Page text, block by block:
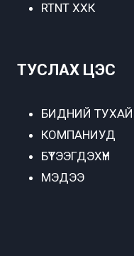
RTNT ХХК
ТУСЛАХ ЦЭС
БИДНИЙ ТУХАЙ
КОМПАНИУД
БҮТЭЭГДЭХҮҮН
МЭДЭЭ